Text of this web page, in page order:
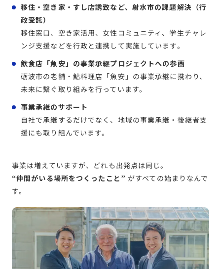
移住・空き家・すし店誘致など、射水市の課題解決（行
政受託）
移住窓口、空き家活用、女性コミュニティ、学生チャレ
ンジ支援などを行政と連携して実施しています。
飲食店「魚安」の事業承継プロジェクトへの参画
砺波市の老舗・鮎料理店「魚安」の事業承継に携わり、
未来に繋ぐ取り組みを行っています。
事業承継のサポート
自社で承継するだけでなく、地域の事業承継・後継者支
援にも取り組んでいます。
事業は増えていますが、どれも出発点は同じ。
“仲間がいる場所をつくったこと” がすべての始まりなんで
す。